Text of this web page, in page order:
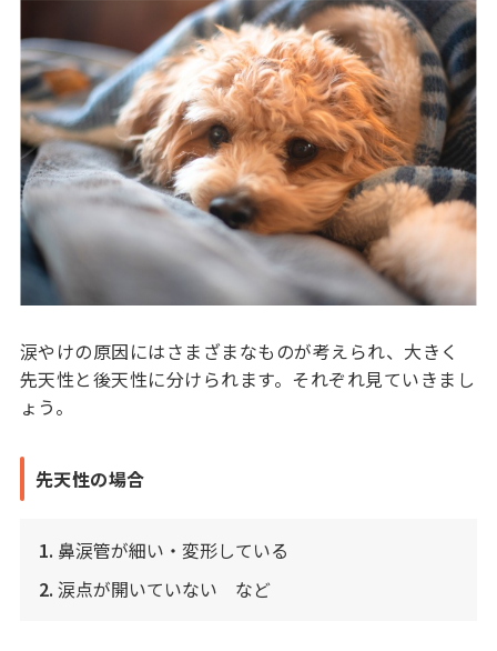
涙やけの原因にはさまざまなものが考えられ、大きく
先天性と後天性に分けられます。それぞれ見ていきまし
ょう。
先天性の場合
1. 鼻涙管が細い・変形している
2. 涙点が開いていない など